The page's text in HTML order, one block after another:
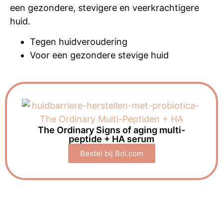
een gezondere, stevigere en veerkrachtigere
huid.
Tegen huidveroudering
Voor een gezondere stevige huid
The Ordinary Signs of aging multi-
peptide + HA serum
Bestel bij Bol.com